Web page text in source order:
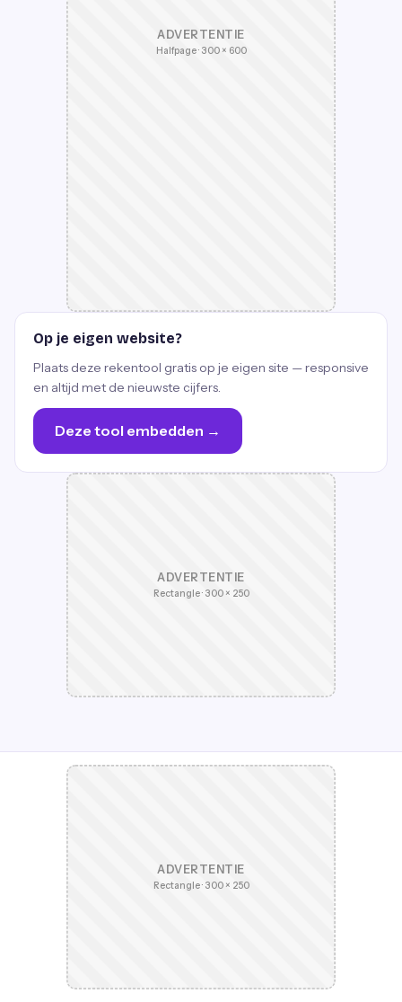
ADVERTENTIE
Halfpage · 300 × 600
Op je eigen website?
Plaats deze rekentool gratis op je eigen site — responsive
en altijd met de nieuwste cijfers.
Deze tool embedden →
ADVERTENTIE
Rectangle · 300 × 250
ADVERTENTIE
Rectangle · 300 × 250